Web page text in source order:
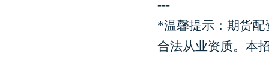
---
*温馨提示：期货配
合法从业资质。本